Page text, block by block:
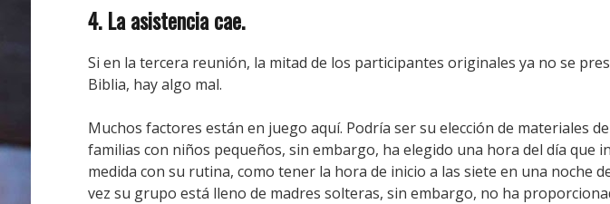
4. La asistencia cae.
Si en la tercera reunión, la mitad de los participantes originales ya no se
Biblia, hay algo mal.
Muchos factores están en juego aquí. Podría ser su elección de materiales
familias con niños pequeños, sin embargo, ha elegido una hora del día que
medida con su rutina, como tener la hora de inicio a las siete en una noche
vez su grupo está lleno de madres solteras, sin embargo, no ha